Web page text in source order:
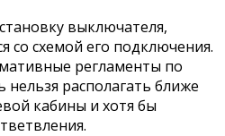
выключателя,
со схемой его подключения.
регламенты по
располагать ближе
кабины и хотя бы